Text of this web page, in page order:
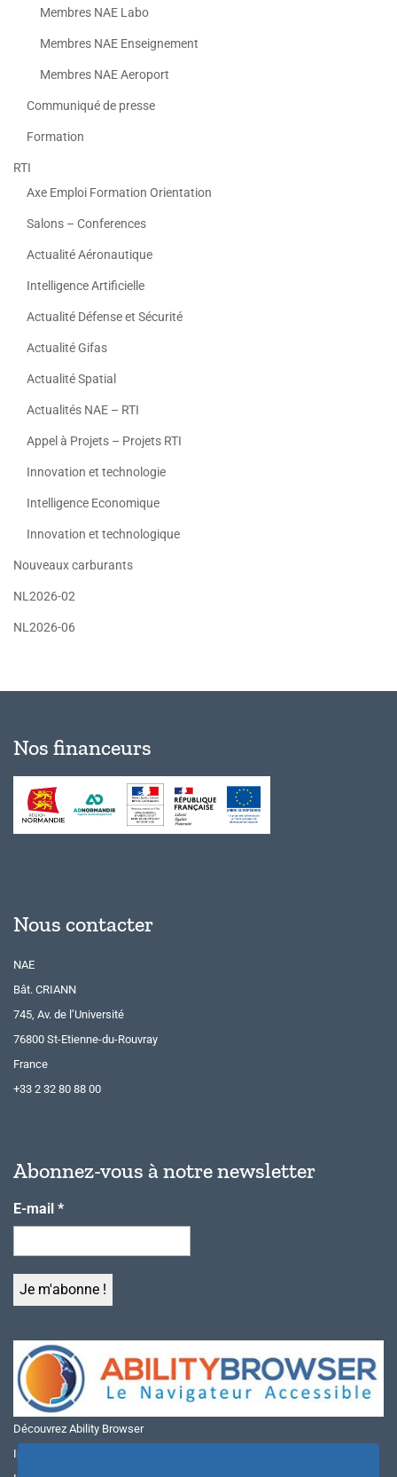
Membres NAE Labo
Membres NAE Enseignement
Membres NAE Aeroport
Communiqué de presse
Formation
RTI
Axe Emploi Formation Orientation
Salons – Conferences
Actualité Aéronautique
Intelligence Artificielle
Actualité Défense et Sécurité
Actualité Gifas
Actualité Spatial
Actualités NAE – RTI
Appel à Projets – Projets RTI
Innovation et technologie
Intelligence Economique
Innovation et technologique
Nouveaux carburants
NL2026-02
NL2026-06
Nos financeurs
Nous contacter
NAE
Bât. CRIANN
745, Av. de l’Université
76800 St-Etienne-du-Rouvray
France
+33 2 32 80 88 00
Abonnez-vous à notre newsletter
E-mail *
Découvrez Ability Browser
Installer Ability Browser sur Windows